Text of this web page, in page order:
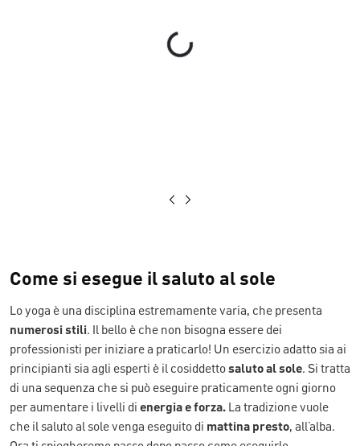
Loading...
Come si esegue il saluto al sole
Lo yoga è una disciplina estremamente varia, che presenta
numerosi stili. Il bello è che non bisogna essere dei
professionisti per iniziare a praticarlo! Un esercizio adatto sia ai
principianti sia agli esperti è il cosiddettosaluto al sole. Si tratta
di una sequenza che si può eseguire praticamente ogni giorno
per aumentare i livelli di energia e forza. La tradizione vuole
che il saluto al sole venga eseguito di mattina presto, all’alba.